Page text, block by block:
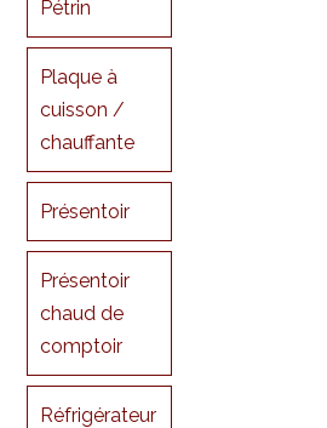
Pétrin
Plaque à
cuisson /
chauffante
Présentoir
Présentoir
chaud de
comptoir
Réfrigérateur